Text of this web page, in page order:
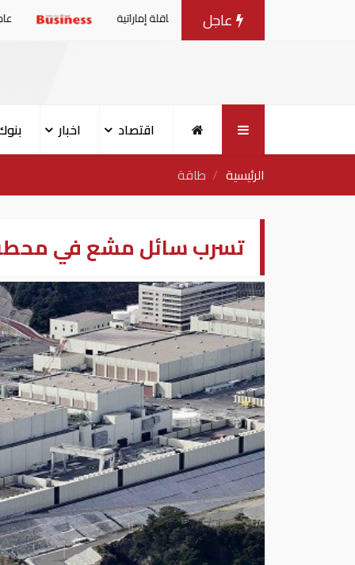
عاجل
بعد استهداف إيران لناقلة إماراتية عاجل| الإمارات
اقتصاد اخبار
الرئيسية
طاقة
تسرب سائل مشع في محطة